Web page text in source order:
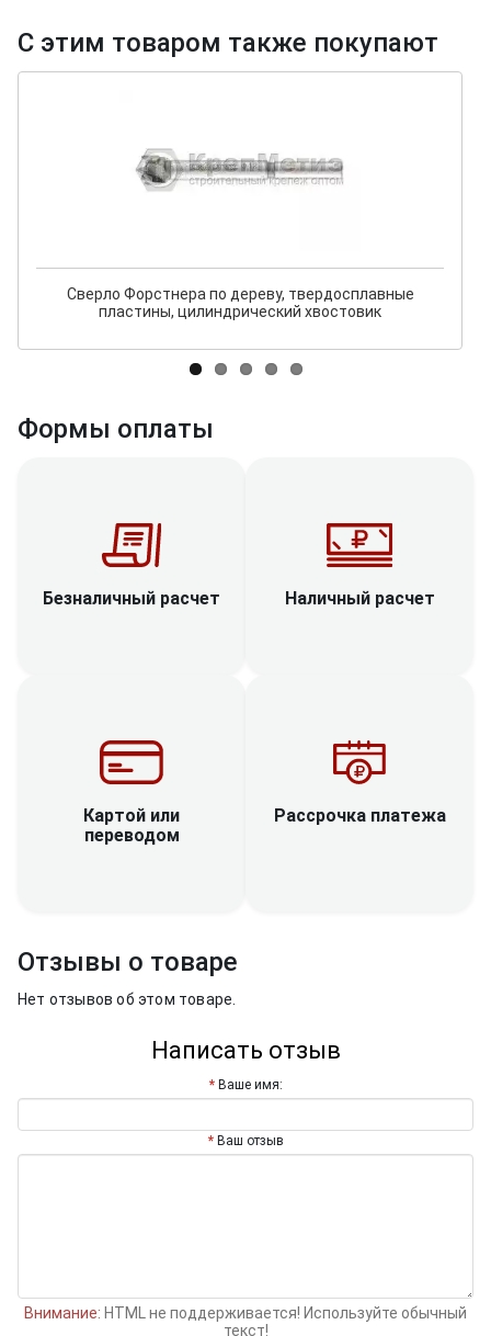
С этим товаром также покупают
Сверло Форстнера по дереву, твердосплавные
пластины, цилиндрический хвостовик
Формы оплаты
Безналичный расчет Наличный расчет
Картой или
переводом
Рассрочка платежа
Отзывы о товаре
Нет отзывов об этом товаре.
Написать отзыв
Ваше имя:
Ваш отзыв
Внимание: HTML не поддерживается! Используйте обычный
текст!